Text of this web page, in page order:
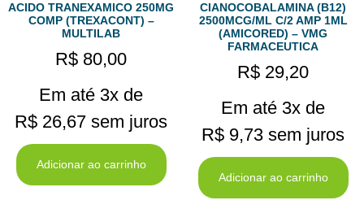
ACIDO TRANEXAMICO 250MG
COMP (TREXACONT) –
MULTILAB
R$ 80,00
Em até 3x de
R$ 26,67 sem juros
Adicionar ao carrinho
CIANOCOBALAMINA (B12)
2500MCG/ML C/2 AMP 1ML
(AMICORED) – VMG
FARMACEUTICA
R$ 29,20
Em até 3x de
R$ 9,73 sem juros
Adicionar ao carrinho